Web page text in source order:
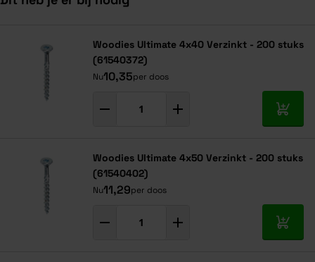
Woodies Ultimate 4x40 Verzinkt - 200 stuks
(61540372)
Nu10,35per doos
In
Woodies Ultimate 4x50 Verzinkt - 200 stuks
(61540402)
Nu11,29per doos
In